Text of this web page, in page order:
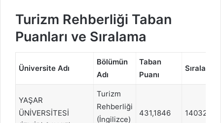
Turizm Rehberliği Taban
Puanları ve Sıralama
Üniversite Adı
Bölümün
Adı
Taban
Puanı
Sıralama
YAŞAR
ÜNİVERSİTESİ
Turizm
Rehberliği
(İngilizce)
431,1846 14032